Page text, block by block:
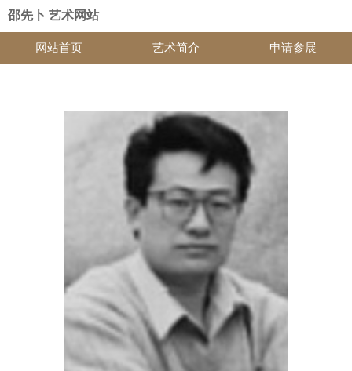
邵先卜 艺术网站
网站首页 艺术简介 申请参展